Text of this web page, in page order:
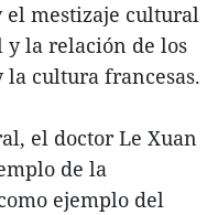
mestizaje cultural
y la relación de los
cultura francesas.
el doctor Le Xuan
de la
ejemplo del